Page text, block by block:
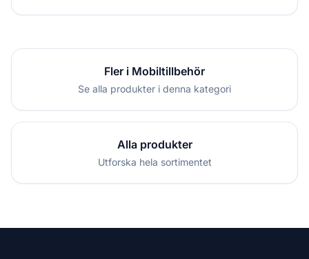
Fler i Mobiltillbehör
Se alla produkter i denna kategori
Alla produkter
Utforska hela sortimentet